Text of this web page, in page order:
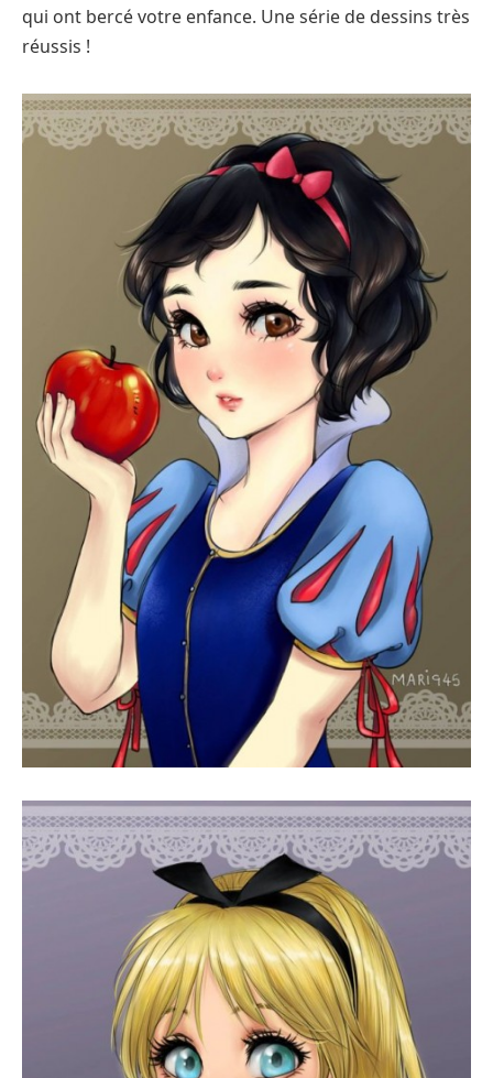
qui ont bercé votre enfance. Une série de dessins très
réussis !